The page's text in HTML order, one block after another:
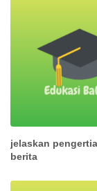
jelaskan
berita